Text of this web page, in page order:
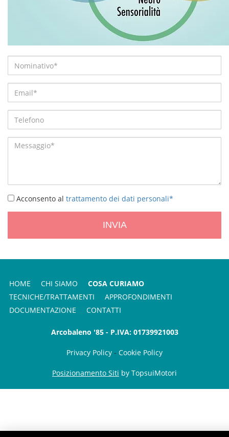
Acconsento al trattamento dei dati personali*
INVIA
HOME CHI SIAMO
COSA CURIAMO
TECNICHE/TRATTAMENTI
APPROFONDIMENTI
DOCUMENTAZIONE
CONTATTI
Arcobaleno '85 - P.IVA: 01739921003
Privacy Policy - Cookie Policy
Posizionamento Siti by TopsuiMotori